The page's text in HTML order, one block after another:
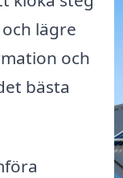
lägre
och
bästa